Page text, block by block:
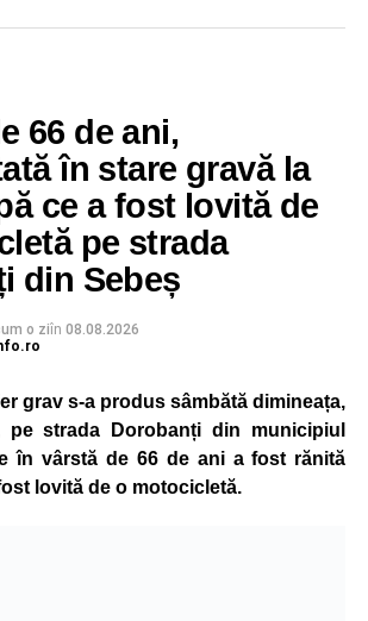
bucuria celor care au asistat la
din Sebeș, fiecare misiune este
dacă este vorba despre salvarea
a unui animal.
viață contează!”, au transmis
Alba.
ne ca sursă preferată
ne pe Google News
din Sebeș
66 de ani,
în stare gravă la
ce a fost lovită de
pe strada
din Sebeș
o ziîn 08.08.2026
grav s-a produs sâmbătă dimineața,
pe strada Dorobanți din municipiul
în vârstă de 66 de ani a fost rănită
lovită de o motocicletă.